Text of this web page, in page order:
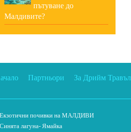
пътуване до
Малдивите?
Партньори За Дрийм Травъл
почивки на МАЛДИВИ
лагуна- Ямайка